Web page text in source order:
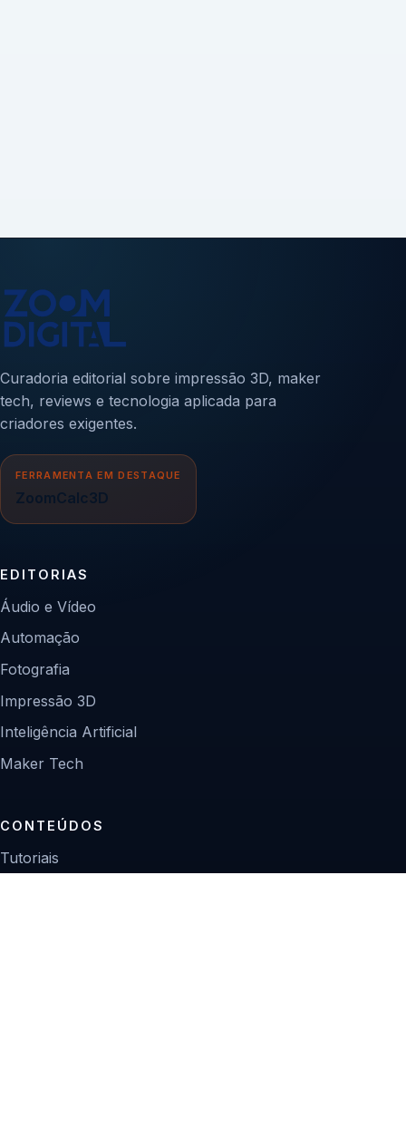
Curadoria editorial sobre impressão 3D, maker
tech, reviews e tecnologia aplicada para
criadores exigentes.
FERRAMENTA EM DESTAQUE
ZoomCalc3D
EDITORIAS
Áudio e Vídeo
Automação
Fotografia
Impressão 3D
Inteligência Artificial
Maker Tech
CONTEÚDOS
Tutoriais